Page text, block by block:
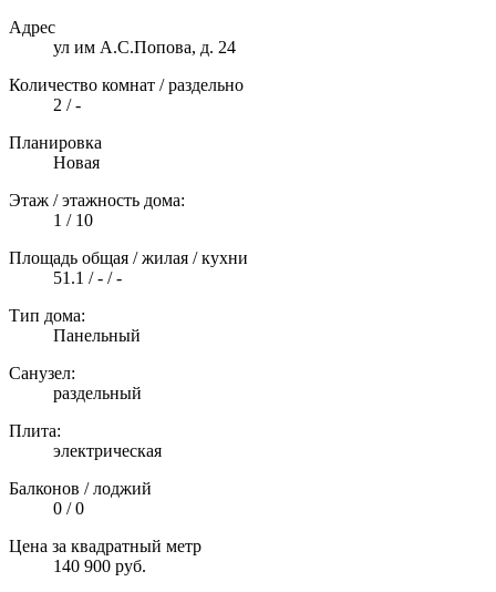
Адрес
ул им А.С.Попова, д. 24
Количество комнат / раздельно
2 / -
Планировка
Новая
Этаж / этажность дома:
1 / 10
Площадь общая / жилая / кухни
51.1 / - / -
Тип дома:
Панельный
Санузел:
раздельный
Плита:
электрическая
Балконов / лоджий
0 / 0
Цена за квадратный метр
140 900 руб.